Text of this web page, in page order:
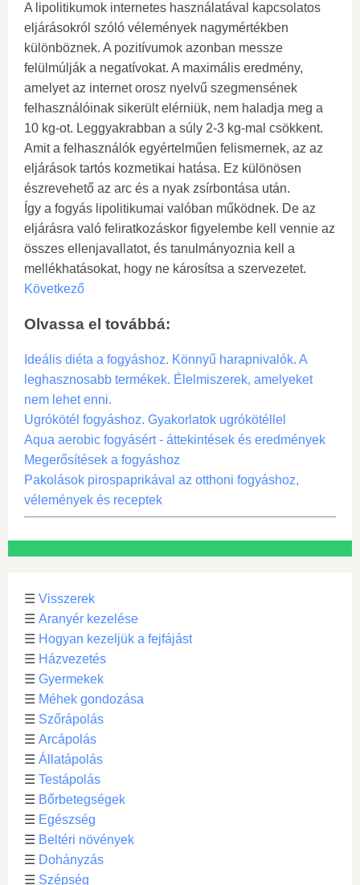
A lipolitikumok internetes használatával kapcsolatos
eljárásokról szóló vélemények nagymértékben
különböznek. A pozitívumok azonban messze
felülmúlják a negatívokat. A maximális eredmény,
amelyet az internet orosz nyelvű szegmensének
felhasználóinak sikerült elérniük, nem haladja meg a
10 kg-ot. Leggyakrabban a súly 2-3 kg-mal csökkent.
Amit a felhasználók egyértelműen felismernek, az az
eljárások tartós kozmetikai hatása. Ez különösen
észrevehető az arc és a nyak zsírbontása után.
Így a fogyás lipolitikumai valóban működnek. De az
eljárásra való feliratkozáskor figyelembe kell vennie az
összes ellenjavallatot, és tanulmányoznia kell a
mellékhatásokat, hogy ne károsítsa a szervezetet.
Következő
Olvassa el továbbá:
Ideális diéta a fogyáshoz. Könnyű harapnivalók. A
leghasznosabb termékek. Élelmiszerek, amelyeket
nem lehet enni.
Ugrókötél fogyáshoz. Gyakorlatok ugrókötéllel
Aqua aerobic fogyásért - áttekintések és eredmények
Megerősítések a fogyáshoz
Pakolások pirospaprikával az otthoni fogyáshoz,
vélemények és receptek
☰ Visszerek
☰ Aranyér kezelése
☰ Hogyan kezeljük a fejfájást
☰ Házvezetés
☰ Gyermekek
☰ Méhek gondozása
☰ Szőrápolás
☰ Arcápolás
☰ Állatápolás
☰ Testápolás
☰ Bőrbetegségek
☰ Egészség
☰ Beltéri növények
☰ Dohányzás
☰ Szépség